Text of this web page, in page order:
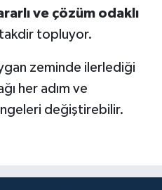
ve çözüm odaklı
topluyor.
zeminde ilerlediği
her adım ve
değiştirebilir.